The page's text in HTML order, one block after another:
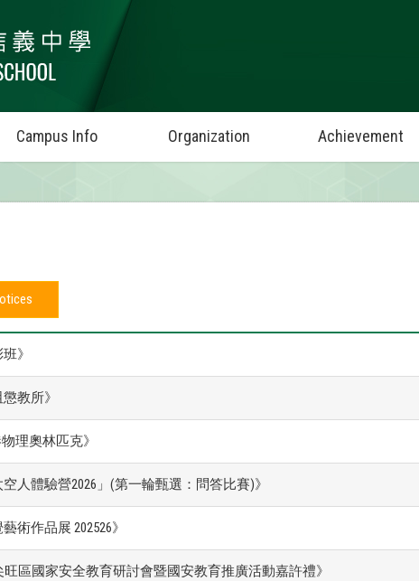
Campus Info Organization Achievement
》
教所》
物理奧林匹克》
空人體驗營2026」(第一輪甄選：問答比賽)》
術作品展 202526》
旺區國家安全教育研討會暨國安教育推廣活動嘉許禮》